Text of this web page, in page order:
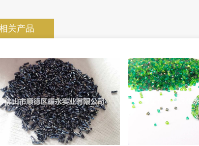
关产品